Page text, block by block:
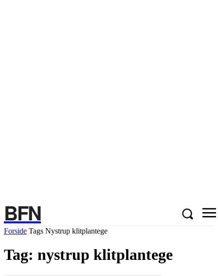
BFN
Forside Tags Nystrup klitplantege
Tag: nystrup klitplantege